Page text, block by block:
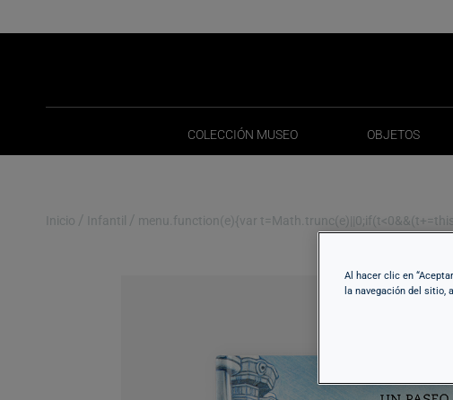
COLECCIÓN MUSEO
COLECCIÓN MUSEO
OBJETOS
OBJETOS
Inicio / Infantil / menu.function(e){var
Al hacer clic en
la navegación del sitio,